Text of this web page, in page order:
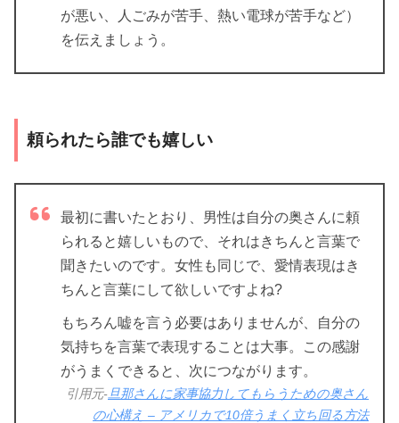
が悪い、人ごみが苦手、熱い電球が苦手など）
を伝えましょう。
頼られたら誰でも嬉しい
最初に書いたとおり、男性は自分の奥さんに頼
られると嬉しいもので、それはきちんと言葉で
聞きたいのです。女性も同じで、愛情表現はき
ちんと言葉にして欲しいですよね?
もちろん嘘を言う必要はありませんが、自分の
気持ちを言葉で表現することは大事。この感謝
がうまくできると、次につながります。
引用元-旦那さんに家事協力してもらうための奥さん
の心構え – アメリカで10倍うまく立ち回る方法